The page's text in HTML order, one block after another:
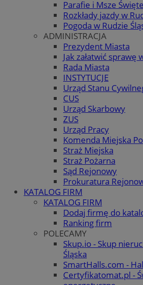
Parafie i Msze
Rozkłady jazdy w
Pogoda w Rudzie
ADMINISTRACJA
Prezydent Miasta
Jak załatwić sprawę
Rada Miasta
INSTYTUCJE
Urząd Stanu
CUS
Urząd Skarbowy
ZUS
Urząd Pracy
Komenda Miejska
Straż Miejska
Straż Pożarna
Sąd Rejonowy
Prokuratura
KATALOG FIRM
KATALOG FIRM
Dodaj firmę do
Ranking firm
POLECAMY
Skup.io - Skup
Śląska
SmartHalls.com -
Certyfikatomat.pl -